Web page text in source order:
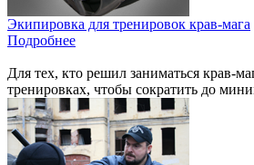
Экипировка для тренировок крав-мага
Подробнее
Для тех, кто решил заниматься крав-
тренировках, чтобы сократить до